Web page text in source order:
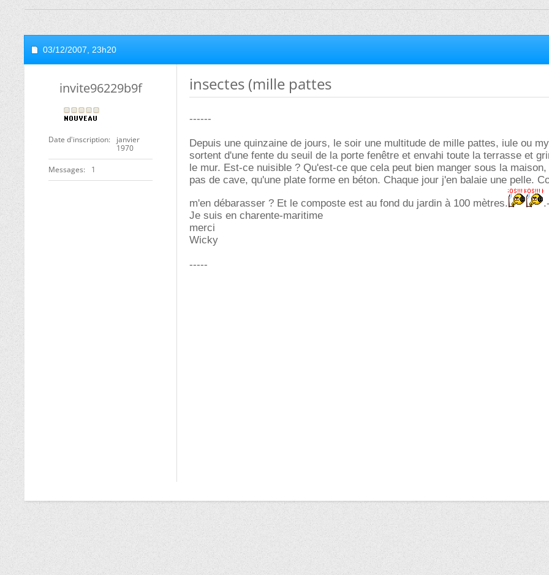
03/12/2007, 23h20
invite96229b9f
Date d'inscription
janvier
1970
Messages 1
insectes (mille pattes
------
Depuis une quinzaine de jours, le soir une multitude de mille pattes, iule ou
sortent d'une fente du seuil de la porte fenêtre et envahi toute la terrasse et
le mur. Est-ce nuisible ? Qu'est-ce que cela peut bien manger sous la
pas de cave, qu'une plate forme en béton. Chaque jour j'en balaie une pelle.
m'en débarasser ? Et le composte est au fond du jardin à 100 mètres.
Je suis en charente-maritime
merci
Wicky
-----